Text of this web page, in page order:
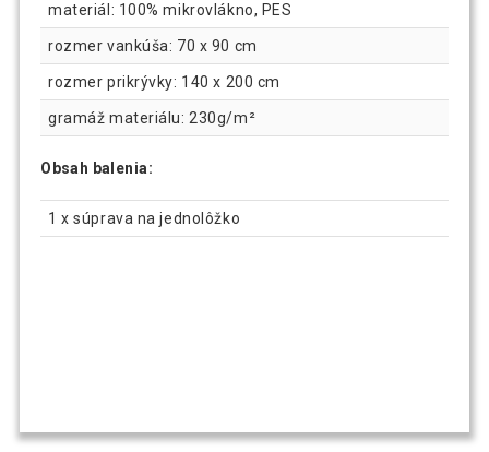
materiál: 100% mikrovlákno, PES
rozmer vankúša: 70 x 90 cm
rozmer prikrývky: 140 x 200 cm
gramáž materiálu: 230g/m²
Obsah balenia:
1 x súprava na jednolôžko